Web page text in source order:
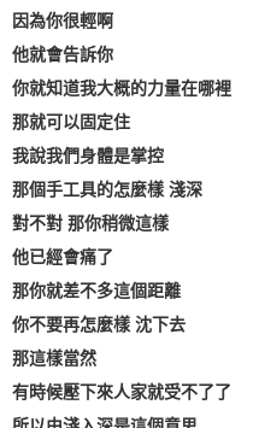
因為你很輕啊
他就會告訴你
你就知道我大概的力量在哪裡
那就可以固定住
我說我們身體是掌控
那個手工具的怎麼樣 淺深
對不對 那你稍微這樣
他已經會痛了
那你就差不多這個距離
你不要再怎麼樣 沈下去
那這樣當然
有時候壓下來人家就受不了了